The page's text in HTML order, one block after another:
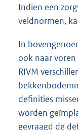
Indien een
veldnormen,
In
ook naar voren
RIVM
definities
worden
gevraagd de